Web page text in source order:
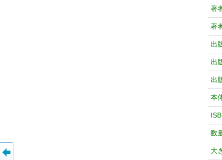
著
著
出
出
出
本
数
大